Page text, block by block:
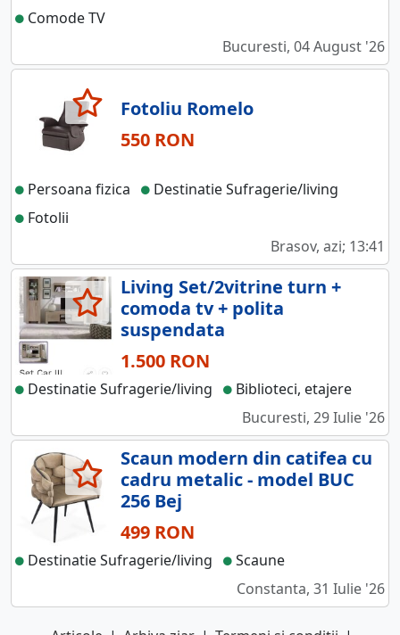
Comode TV
Bucuresti, 04 August '26
Fotoliu Romelo
550 RON
Persoana fizica
Destinatie Sufragerie/living
Fotolii
Brasov, azi; 13:41
Living Set/2vitrine turn +
comoda tv + polita
suspendata
1.500 RON
Destinatie Sufragerie/living
Biblioteci, etajere
Bucuresti, 29 Iulie '26
Scaun modern din catifea cu
cadru metalic - model BUC
256 Bej
499 RON
Destinatie Sufragerie/living
Scaune
Constanta, 31 Iulie '26